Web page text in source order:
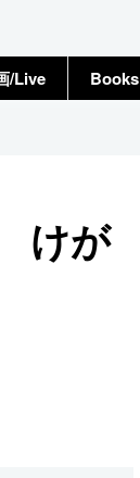
/Live Books
けが